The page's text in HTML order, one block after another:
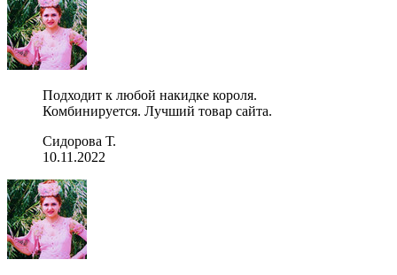
Подходит к любой накидке короля.
Комбинируется. Лучший товар сайта.
Сидорова Т.
10.11.2022